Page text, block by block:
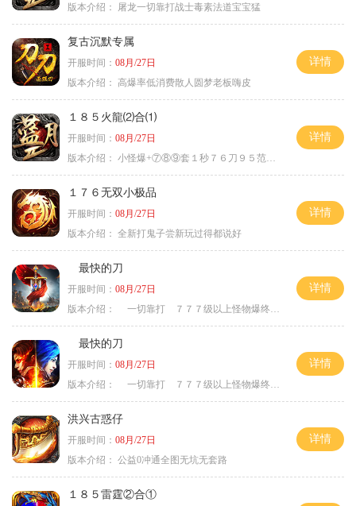
版本介绍：
屠龙一切靠打战士毒素法道宝宝猛
复古沉默专属
开服时间： 08月/27日
版本介绍： 高爆率低消费散人圆梦老板嗨皮
详情
１８５火龍⑵合⑴
开服时间： 08月/27日
版本介绍： 小怪爆+⑦⑧⑨套１秒７６刀９５范围捡
详情
１７６无双小极品
开服时间： 08月/27日
版本介绍： 全新打鬼子尝新玩过得都说好
详情
最快的刀
开服时间： 08月/27日
版本介绍：
一切靠打 ７７７级以上怪物爆终极
详情
最快的刀
开服时间： 08月/27日
版本介绍：
一切靠打 ７７７级以上怪物爆终极
详情
洪兴古惑仔
开服时间： 08月/27日
版本介绍： 公益0冲通全图无坑无套路
详情
１８５雷霆②合①